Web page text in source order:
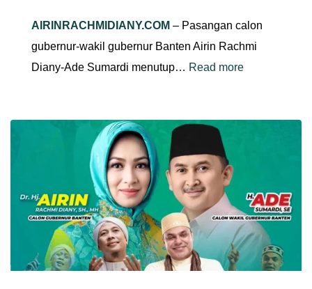
AIRINRACHMIDIANY.COM – Pasangan calon
gubernur-wakil gubernur Banten Airin Rachmi
Diany-Ade Sumardi menutup… Read more